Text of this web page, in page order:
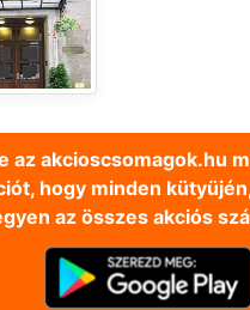
az akcioscsomagok.hu
hogy minden
az összes akciós